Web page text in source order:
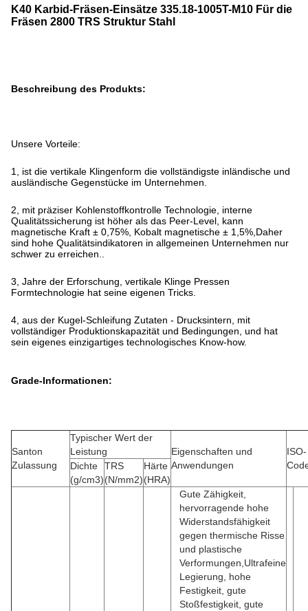
K40 Karbid-Fräsen-Einsätze 335.18-1005T-M10 Für die
Fräsen 2800 TRS Struktur Stahl
Beschreibung des Produkts:
Unsere Vorteile:
1, ist die vertikale Klingenform die vollständigste inländische und
ausländische Gegenstücke im Unternehmen.
2, mit präziser Kohlenstoffkontrolle Technologie, interne
Qualitätssicherung ist höher als das Peer-Level, kann
magnetische Kraft ± 0,75%, Kobalt magnetische ± 1,5%,Daher
sind hohe Qualitätsindikatoren in allgemeinen Unternehmen nur
schwer zu erreichen..
3, Jahre der Erforschung, vertikale Klinge Pressen
Formtechnologie hat seine eigenen Tricks.
4, aus der Kugel-Schleifung Zutaten - Drucksintern, mit
vollständiger Produktionskapazität und Bedingungen, und hat
sein eigenes einzigartiges technologisches Know-how.
Grade-Informationen:
Santon
Zulassung
Typischer Wert der
Leistung
Eigenschaften und
Anwendungen
ISO-
Dichte
(g/cm3)
TRS
(N/mm2)
Härte
(HRA)
Gute Zähigkeit,
hervorragende hohe
Widerstandsfähigkeit
gegen thermische Risse
und plastische
Verformungen,Ultrafeine
Legierung, hohe
Festigkeit, gute
Stoßfestigkeit, gute